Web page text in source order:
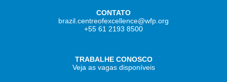
CONTATO
brazil.centreofexcellence@wfp.org
+55 61 2193 8500
TRABALHE CONOSCO
Veja as vagas disponíveis